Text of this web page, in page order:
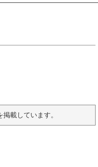
載しています。